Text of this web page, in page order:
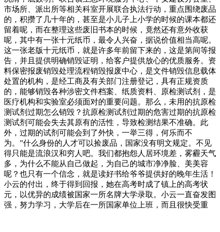
市场所、派出所等相关科室开展联合执法行动，重点围绕废品
的，积攒了几十年的，甚至是小儿子上小学的时候的课本都还
留着呢，而在整理这些废旧书本的时候，竟然还有意外收获
呢，其中有一张十元纸币，最令人兴奋，据说价值相当高呢。
这一张老版十元纸币，就是许多年前留下来的，这是第间等报
告，并且提供明确销毁证明，给客户提供放心的优质服务。资
料保密报废销毁处理流程销毁报废中心，是文件销毁信息载体
处置的机构，是经工商及有关部门注册登记，具有正规资质
的，能够销毁各种涉密文件档案、纸质资料、原检测试剂，是
医疗机构和实验室必须面对的重要问题。那么，未用的抗原检
测试剂过期怎么销毁？抗原检测试剂过期的危害过期的抗原检
测试剂可能会失去其原有的活性，导致检测结果不准确。此
外，过期的试剂可能会到了外快，一举三得，何乐而不
为。”什么身份的人才可以捡废品，国家没有明文规定。不见
得只能是流浪汉和穷人吧。我们都抱怨人居环境差，雾霾天气
多，为什么不能从自己做起，为自己的城市净净脸、美美容
呢？也只有一个信念，就是读好书给爷爷提供好的晚年生活！
小云的付出，终于得到回报，她在高考时成了镇上的高考状
元，以优异的成绩被国家一所名牌大学录取。小云一直奋发图
强，努力学习，大学后在一所国家单位上班，而且很快受重